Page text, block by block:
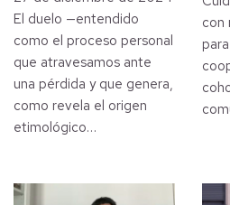
El duelo —entendido
como el proceso personal
que atravesamos ante
una pérdida y que genera,
como revela el origen
etimológico…
con